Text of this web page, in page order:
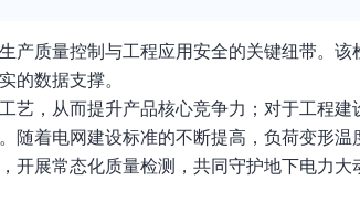
产质量控制与工程应用安全的关键纽带。
的数据支撑。
艺，从而提升产品核心竞争力；对于工程
随着电网建设标准的不断提高，负荷变形
展常态化质量检测，共同守护地下电力大